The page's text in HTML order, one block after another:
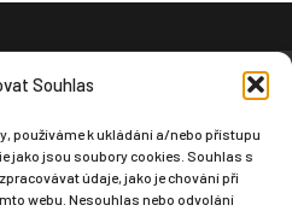
Souhlas
používáme k ukládání a/nebo přístupu
jako jsou soubory cookies. Souhlas s
údaje, jako je chování při
webu. Nesouhlas nebo odvolání
| Tvorba webových stráneka